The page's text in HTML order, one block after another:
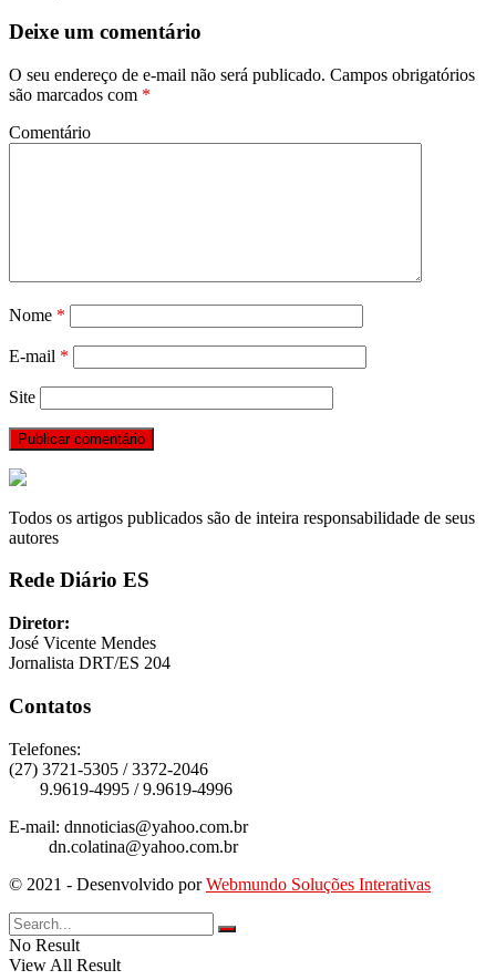
Deixe um comentário
O seu endereço de e-mail não será publicado. Campos obrigatórios
são marcados com *
Comentário
Nome *
E-mail *
Site
Todos os artigos publicados são de inteira responsabilidade de seus
autores
Rede Diário ES
Diretor:
José Vicente Mendes
Jornalista DRT/ES 204
Contatos
Telefones:
(27) 3721-5305 / 3372-2046
9.9619-4995 / 9.9619-4996
E-mail: dnnoticias@yahoo.com.br
dn.colatina@yahoo.com.br
© 2021 - Desenvolvido porWebmundo Soluções Interativas
No Result
View All Result